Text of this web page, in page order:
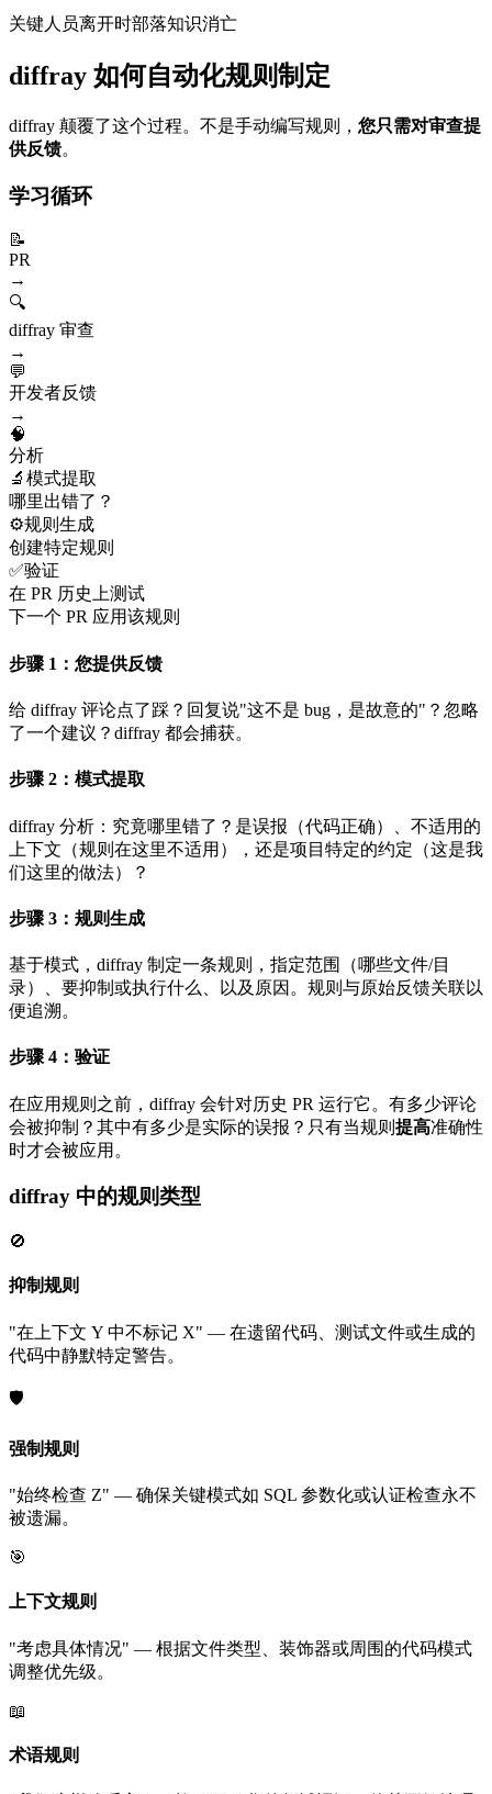
关键人员离开时部落知识消亡
diffray 如何自动化规则制定
diffray 颠覆了这个过程。不是手动编写规则， 您只需对审查提
供反馈。
学习循环
📝
PR
→
🔍
diffray 审查
→
💬
开发者反馈
→
🧠
分析
🔬 模式提取
哪里出错了？
⚙️规则生成
创建特定规则
✅验证
在 PR 历史上测试
下一个 PR 应用该规则
步骤 1：您提供反馈
给 diffray 评论点了踩？回复说"这不是 bug，是故意的"？忽略
了一个建议？diffray 都会捕获。
步骤 2：模式提取
diffray 分析：究竟哪里错了？是误报（代码正确）、不适用的
上下文（规则在这里不适用），还是项目特定的约定（这是我
们这里的做法）？
步骤 3：规则生成
基于模式，diffray 制定一条规则，指定范围（哪些文件/目
录）、要抑制或执行什么、以及原因。规则与原始反馈关联以
便追溯。
步骤 4：验证
在应用规则之前，diffray 会针对历史 PR 运行它。有多少评论
会被抑制？其中有多少是实际的误报？只有当规则 提高准确性
时才会被应用。
diffray 中的规则类型
🚫
抑制规则
"在上下文 Y 中不标记 X" — 在遗留代码、测试文件或生成的
代码中静默特定警告。
🛡️
强制规则
"始终检查 Z" — 确保关键模式如 SQL 参数化或认证检查永不
被遗漏。
🎯
上下文规则
"考虑具体情况" — 根据文件类型、装饰器或周围的代码模式
调整优先级。
📖
术语规则